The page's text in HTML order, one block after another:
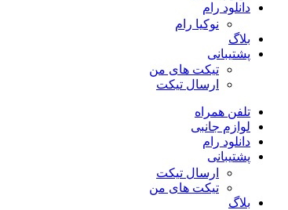
دانلود رام
نوکیا رام
بلاگ
پشتیبانی
تیکت های من
ارسال تیکت
تلفن همراه
لوازم جانبی
دانلود رام
پشتیبانی
ارسال تیکت
تیکت های من
بلاگ